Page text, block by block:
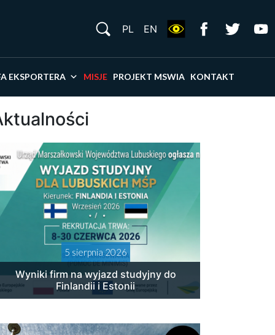
EKSPORTERA MISJE PROJEKT MSWIA KONTAKT
PL EN
5 sierpnia 2026
Wyniki firm na wyjazd studyjny do
Finlandii i Estonii